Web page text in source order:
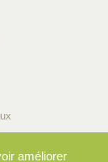
améliorer